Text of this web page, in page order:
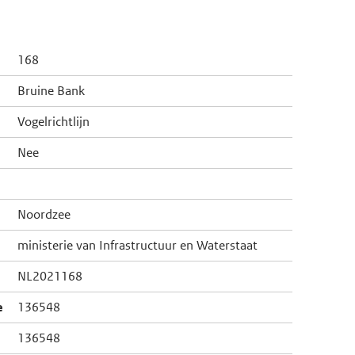
168
Bruine Bank
Vogelrichtlijn
Nee
Noordzee
ministerie van Infrastructuur en Waterstaat
NL2021168
136548
136548